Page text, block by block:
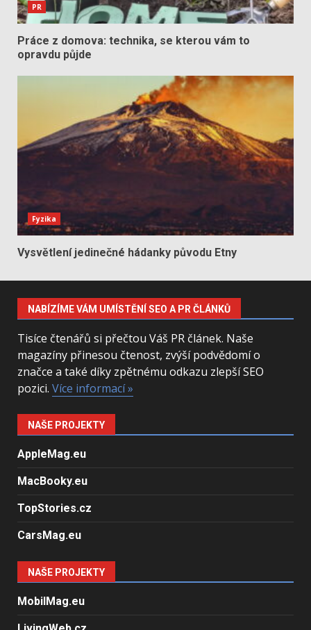
PR
Práce z domova: technika, se kterou vám to
opravdu půjde
Fyzika
Vysvětlení jedinečné hádanky původu Etny
NABÍZÍME VÁM UMÍSTĚNÍ SEO A PR ČLÁNKŮ
Tisíce čtenářů si přečtou Váš PR článek. Naše
magazíny přinesou čtenost, zvýší podvědomí o
značce a také díky zpětnému odkazu zlepší SEO
pozici. Více informací »
NAŠE PROJEKTY
AppleMag.eu
MacBooky.eu
TopStories.cz
CarsMag.eu
NAŠE PROJEKTY
MobilMag.eu